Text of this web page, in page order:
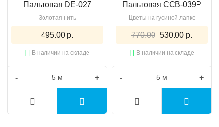
Пальтовая DE-027
Золотая нить
495.00 р.
В наличии на складе
- +
Пальтовая CCB-039P
Цветы на гусиной лапке
770.00 530.00 р.
В наличии на складе
- +